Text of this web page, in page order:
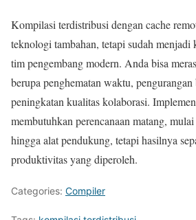
Kompilasi terdistribusi dengan cache
teknologi tambahan, tetapi sudah menjadi
tim pengembang modern. Anda bisa
berupa penghematan waktu, pengurangan
peningkatan kualitas kolaborasi.
membutuhkan perencanaan matang,
hingga alat pendukung, tetapi hasilnya
produktivitas yang diperoleh.
Categories: Compiler